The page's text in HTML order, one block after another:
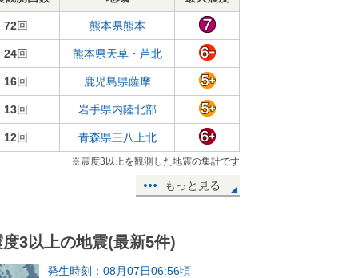
72回 熊本県熊本
24回 熊本県天草・芦北
16回 鹿児島県薩摩
13回 岩手県内陸北部
12回 青森県三八上北
※震度3以上を観測した地震の集計です
もっと見る
度3以上の地震(最新5件)
発生時刻：08月07日06:56頃